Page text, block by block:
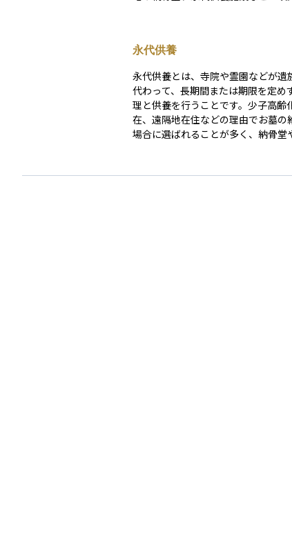
す。資産管理や相続の観点からも、
来の維持管理費や負担を軽減する選
して注目されています。
永代供養
永代供養とは、寺院や霊園などが遺
代わって、長期間または期限を定め
理と供養を行うことです。少子高齢
在、遠隔地在住などの理由でお墓の
場合に選ばれることが多く、納骨堂
以後の管理費は不要な場合が多いで
の供養負担を軽減する選択肢とし